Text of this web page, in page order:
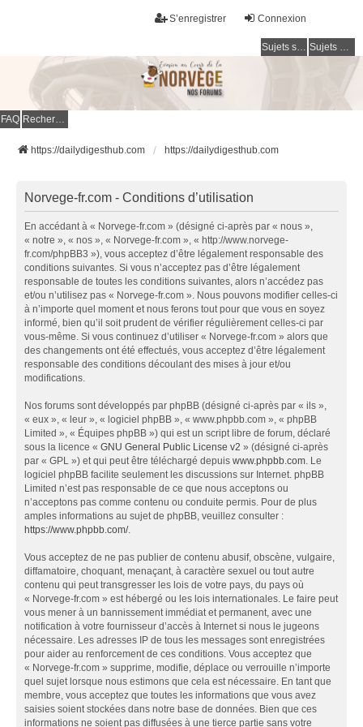
Connexion
S’enregistrer
Sujets sans réponse Sujets actifs
FAQ Rechercher
https://dailydigesthub.com https://dailydigesthub.com
Norvege-fr.com - Conditions d’utilisation
En accédant à « Norvege-fr.com » (désigné ci-après par « nous »,
« notre », « nos », « Norvege-fr.com », « http://www.norvege-
fr.com/phpBB3 »), vous acceptez d’être légalement responsable des
conditions suivantes. Si vous n’acceptez pas d’être légalement
responsable de toutes les conditions suivantes, alors n’accédez pas
et/ou n’utilisez pas « Norvege-fr.com ». Nous pouvons modifier celles-ci
à n’importe quel moment et nous ferons tout pour que vous en soyez
informé, bien qu’il soit prudent de vérifier régulièrement celles-ci par
vous-même. Si vous continuez d’utiliser « Norvege-fr.com » alors que
des changements ont été effectués, vous acceptez d’être légalement
responsable des conditions découlant des mises à jour et/ou
modifications.
Nos forums sont développés par phpBB (désigné ci-après par « ils »,
« eux », « leur », « logiciel phpBB », « www.phpbb.com », « phpBB
Limited », « Équipes phpBB ») qui est un script libre de forum, déclaré
sous la licence « GNU General Public License v2 » (désigné ci-après
par « GPL ») et qui peut être téléchargé depuis www.phpbb.com. Le
logiciel phpBB facilite seulement les discussions sur Internet. phpBB
Limited n’est pas responsable de ce que nous acceptons ou
n’acceptons pas comme contenu ou conduite permis. Pour de plus
amples informations au sujet de phpBB, veuillez consulter :
https://www.phpbb.com/.
Vous acceptez de ne pas publier de contenu abusif, obscène, vulgaire,
diffamatoire, choquant, menaçant, à caractère sexuel ou tout autre
contenu qui peut transgresser les lois de votre pays, du pays où
« Norvege-fr.com » est hébergé ou les lois internationales. Le faire peut
vous mener à un bannissement immédiat et permanent, avec une
notification à votre fournisseur d’accès à Internet si nous le jugeons
nécessaire. Les adresses IP de tous les messages sont enregistrées
pour aider au renforcement de ces conditions. Vous acceptez que
« Norvege-fr.com » supprime, modifie, déplace ou verrouille n’importe
quel sujet lorsque nous estimons que cela est nécessaire. En tant que
membre, vous acceptez que toutes les informations que vous avez
saisies soient stockées dans notre base de données. Bien que ces
informations ne soient pas diffusées à une tierce partie sans votre